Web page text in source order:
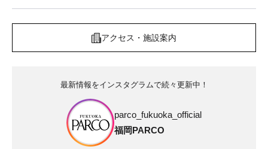
アクセス・施設案内
最新情報をインスタグラムで続々更新中！
parco_fukuoka_official
福岡PARCO